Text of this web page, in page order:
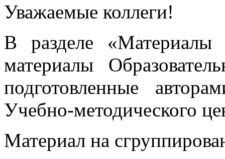
Уважаемые коллеги!
В разделе «Материалы
материалы
подготовленные
Учебно-методического
Материал на